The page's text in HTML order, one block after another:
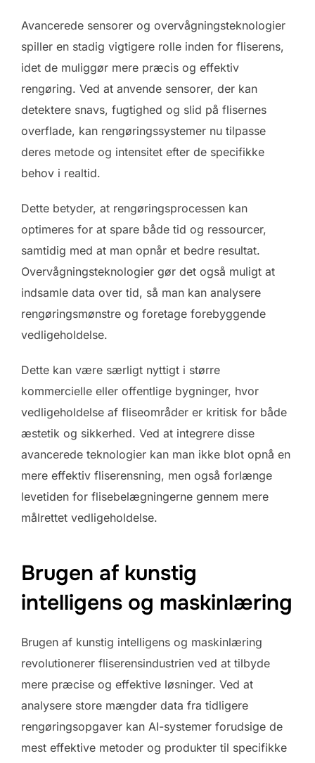
Avancerede sensorer og overvågningsteknologier
spiller en stadig vigtigere rolle inden for fliserens,
idet de muliggør mere præcis og effektiv
rengøring. Ved at anvende sensorer, der kan
detektere snavs, fugtighed og slid på flisernes
overflade, kan rengøringssystemer nu tilpasse
deres metode og intensitet efter de specifikke
behov i realtid.
Dette betyder, at rengøringsprocessen kan
optimeres for at spare både tid og ressourcer,
samtidig med at man opnår et bedre resultat.
Overvågningsteknologier gør det også muligt at
indsamle data over tid, så man kan analysere
rengøringsmønstre og foretage forebyggende
vedligeholdelse.
Dette kan være særligt nyttigt i større
kommercielle eller offentlige bygninger, hvor
vedligeholdelse af fliseområder er kritisk for både
æstetik og sikkerhed. Ved at integrere disse
avancerede teknologier kan man ikke blot opnå en
mere effektiv fliserensning, men også forlænge
levetiden for flisebelægningerne gennem mere
målrettet vedligeholdelse.
Brugen af kunstig
intelligens og maskinlæring
Brugen af kunstig intelligens og maskinlæring
revolutionerer fliserensindustrien ved at tilbyde
mere præcise og effektive løsninger. Ved at
analysere store mængder data fra tidligere
rengøringsopgaver kan AI-systemer forudsige de
mest effektive metoder og produkter til specifikke